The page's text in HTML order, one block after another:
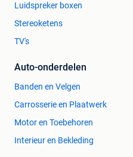
Luidspreker boxen
Stereoketens
TV's
Auto-onderdelen
Banden en Velgen
Carrosserie en Plaatwerk
Motor en Toebehoren
Interieur en Bekleding